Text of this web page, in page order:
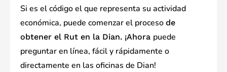
Si es el código el que representa su actividad
económica, puede comenzar el proceso de
obtener el Rut en la Dian. ¡Ahora puede
preguntar en línea, fácil y rápidamente o
directamente en las oficinas de Dian!